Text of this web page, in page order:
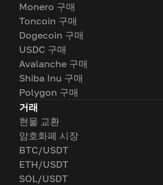
Monero 구매
Toncoin 구매
Dogecoin 구매
USDC 구매
Avalanche 구매
Shiba Inu 구매
Polygon 구매
거래
현물 교환
암호화폐 시장
BTC/USDT
ETH/USDT
SOL/USDT